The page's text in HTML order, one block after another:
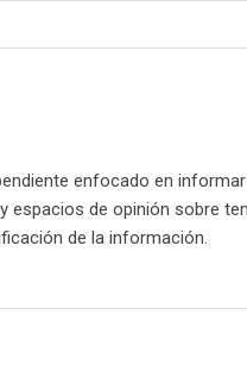
enfocado en
espacios de opinión sobre
de la información.